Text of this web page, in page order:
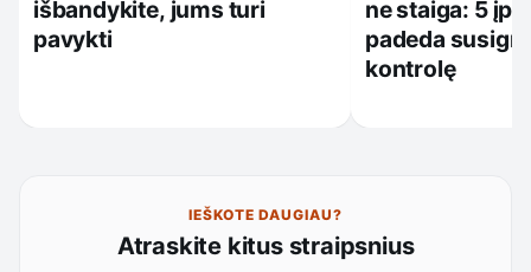
išbandykite, jums turi
pavykti
ne staiga: 5
padeda
kontrolę
IEŠKOTE DAUGIAU?
Atraskite kitus straipsnius